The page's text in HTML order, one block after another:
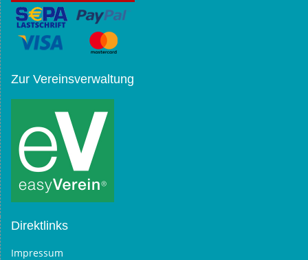
Zur Vereinsverwaltung
Direktlinks
Impressum